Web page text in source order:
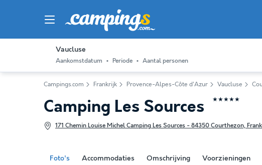
Vaucluse
Aankomstdatum Periode Aantal personen
Campings.com Frankrijk Provence-Alpes-Côte d'Azur Vaucluse
Foto's Accommodaties Omschrijving Voorzieningen
Camping Les Sources ★★★★★
171 Chemin Louise Michel Camping Les Sources - 84350 Courthezon,